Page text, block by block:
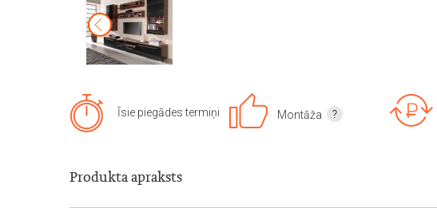
Īsie piegādes termiņi Montāža
Produkta apraksts